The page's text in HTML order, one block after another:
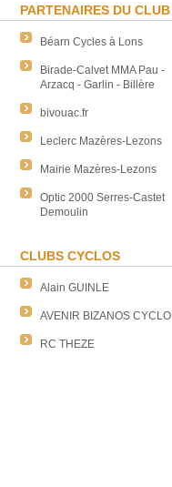
PARTENAIRES DU CLUB
Béarn Cycles à Lons
Birade-Calvet MMA Pau -
Arzacq - Garlin - Billère
bivouac.fr
Leclerc Mazères-Lezons
Mairie Mazères-Lezons
Optic 2000 Serres-Castet
Demoulin
CLUBS CYCLOS
Alain GUINLE
AVENIR BIZANOS CYCLO
RC THEZE